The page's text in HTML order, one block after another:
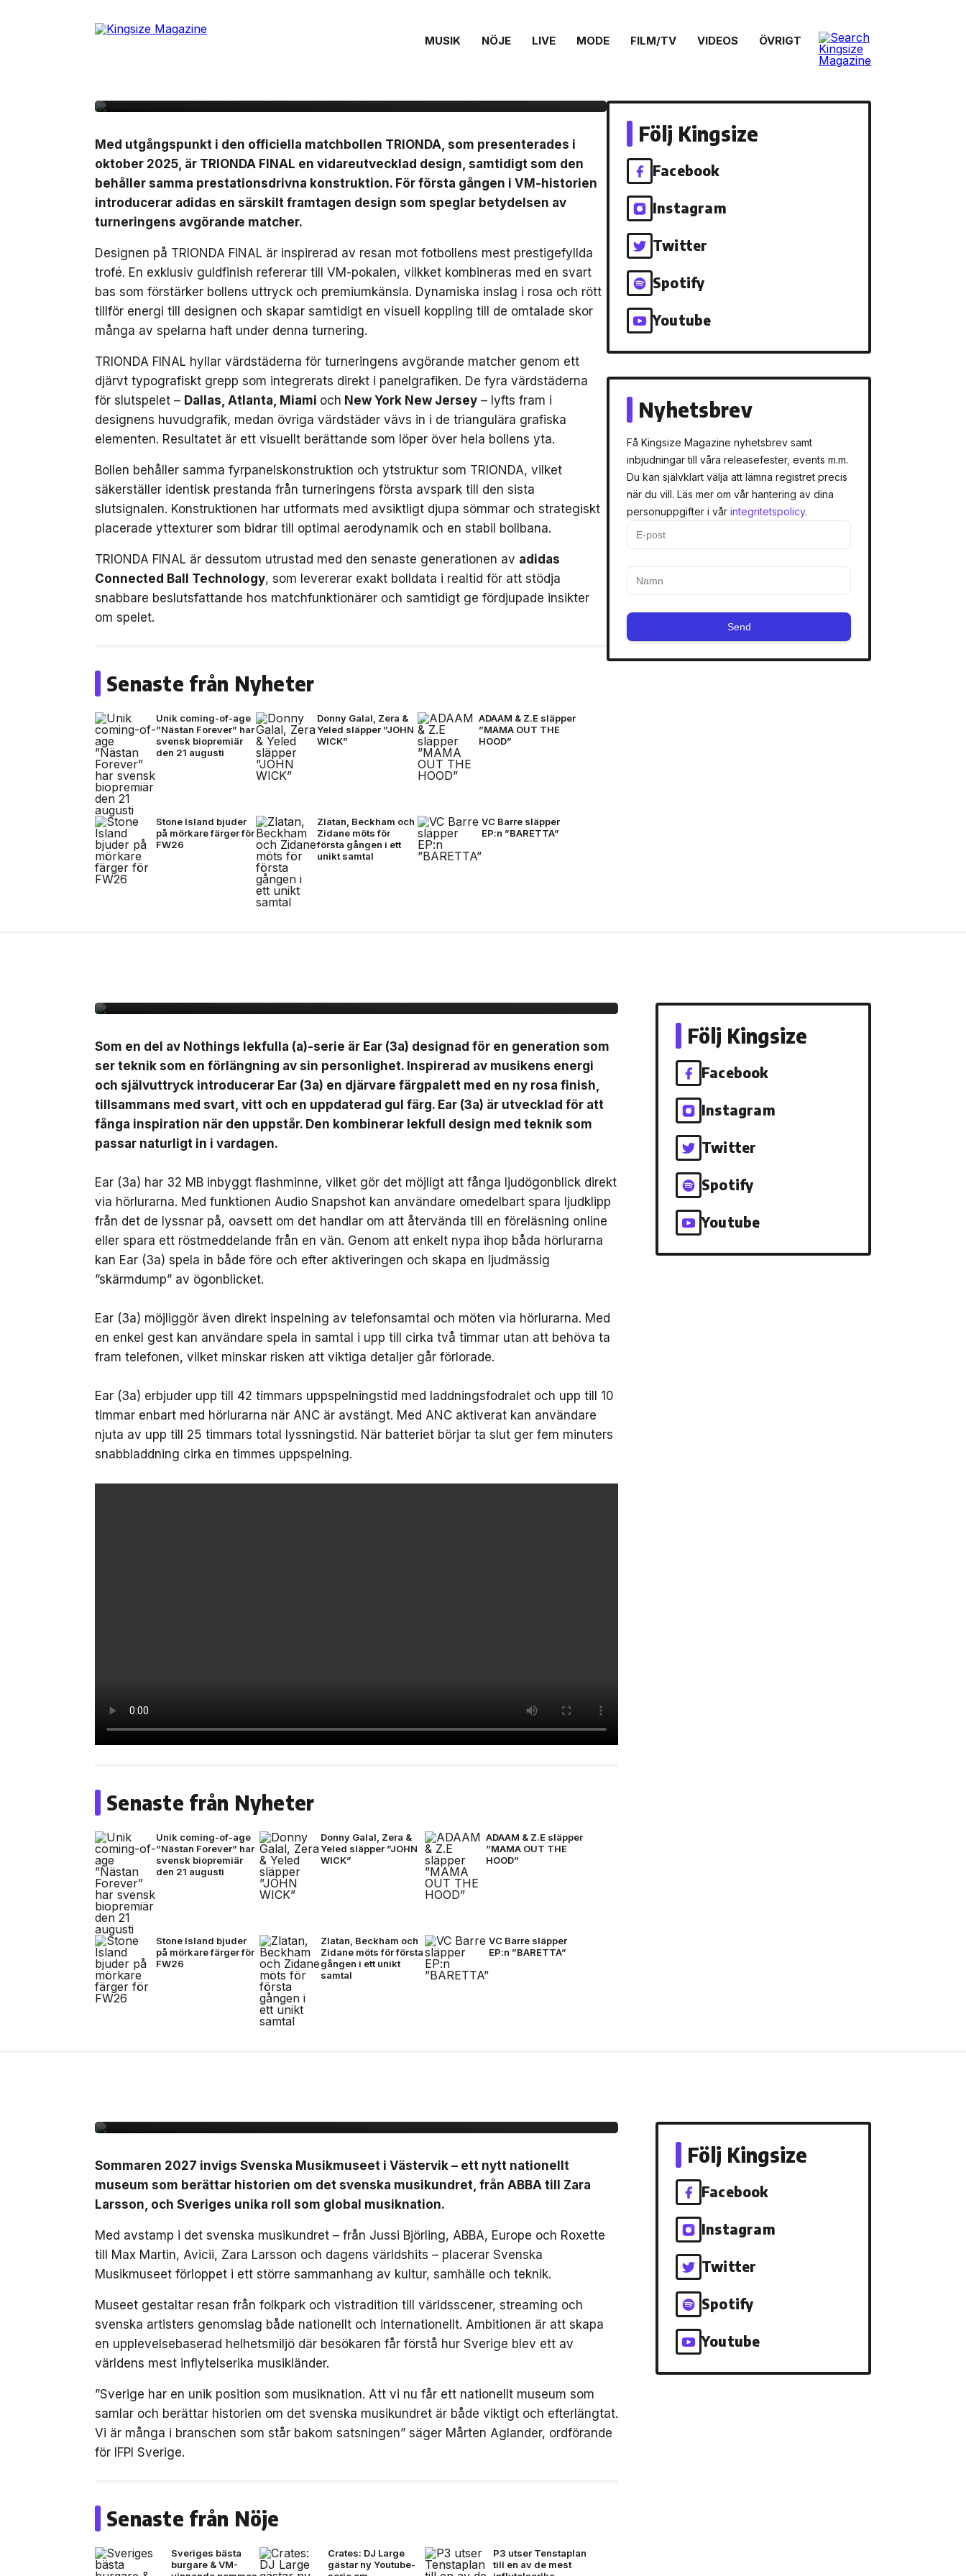
MUSIK NÖJE LIVE MODE FILM/TV VIDEOS ÖVRIGT
Adidas presenterar Trionda Final –
Med utgångspunkt i den officiella matchbollen TRIONDA, som presenterades i
oktober 2025, är TRIONDA FINAL en vidareutvecklad design, samtidigt som den
behåller samma prestationsdrivna konstruktion. För första gången i VM-historien
introducerar adidas en särskilt framtagen design som speglar betydelsen av
turneringens avgörande matcher.
Designen på TRIONDA FINAL är inspirerad av resan mot fotbollens mest prestigefyllda
trofé. En exklusiv guldfinish refererar till VM-pokalen, vilkket kombineras med en svart
bas som förstärker bollens uttryck och premiumkänsla. Dynamiska inslag i rosa och rött
tillför energi till designen och skapar samtidigt en visuell koppling till de omtalade skor
många av spelarna haft under denna turnering.
TRIONDA FINAL hyllar värdstäderna för turneringens avgörande matcher genom ett
djärvt typografiskt grepp som integrerats direkt i panelgrafiken. De fyra värdstäderna
för slutspelet – Dallas, Atlanta, Miami och New York New Jersey – lyfts fram i
designens huvudgrafik, medan övriga värdstäder vävs in i de triangulära grafiska
elementen. Resultatet är ett visuellt berättande som löper över hela bollens yta.
Bollen behåller samma fyrpanelskonstruktion och ytstruktur som TRIONDA, vilket
säkerställer identisk prestanda från turneringens första avspark till den sista
slutsignalen. Konstruktionen har utformats med avsiktligt djupa sömmar och strategiskt
placerade yttexturer som bidrar till optimal aerodynamik och en stabil bollbana.
TRIONDA FINAL är dessutom utrustad med den senaste generationen av adidas
Connected Ball Technology, som levererar exakt bolldata i realtid för att stödja
snabbare beslutsfattande hos matchfunktionärer och samtidigt ge fördjupade insikter
om spelet.
Senaste från Nyheter
Unik coming-of-age
”Nästan Forever” har
svensk biopremiär
den 21 augusti
Donny Galal, Zera &
Yeled släpper ”JOHN
WICK”
ADAAM & Z.E släpper
”MAMA OUT THE
HOOD”
Stone Island bjuder
på mörkare färger för
FW26
Zlatan, Beckham och
Zidane möts för
första gången i ett
unikt samtal
VC Barre släpper
EP:n ”BARETTA”
Följ Kingsize
Facebook
Instagram
Twitter
Spotify
Youtube
Nyhetsbrev
Få Kingsize Magazine nyhetsbrev samt
inbjudningar till våra releasefester, events m.m.
Du kan självklart välja att lämna registret precis
när du vill. Läs mer om vår hantering av dina
personuppgifter i vår integritetspolicy.
Send
Som en del av Nothings lekfulla (a)-serie är Ear (3a) designad för en generation som
ser teknik som en förlängning av sin personlighet. Inspirerad av musikens energi
och självuttryck introducerar Ear (3a) en djärvare färgpalett med en ny rosa finish,
tillsammans med svart, vitt och en uppdaterad gul färg. Ear (3a) är utvecklad för att
fånga inspiration när den uppstår. Den kombinerar lekfull design med teknik som
passar naturligt in i vardagen.
Ear (3a) har 32 MB inbyggt flashminne, vilket gör det möjligt att fånga ljudögonblick direkt
via hörlurarna. Med funktionen Audio Snapshot kan användare omedelbart spara ljudklipp
från det de lyssnar på, oavsett om det handlar om att återvända till en föreläsning online
eller spara ett röstmeddelande från en vän. Genom att enkelt nypa ihop båda hörlurarna
kan Ear (3a) spela in både före och efter aktiveringen och skapa en ljudmässig
”skärmdump” av ögonblicket.
Ear (3a) möjliggör även direkt inspelning av telefonsamtal och möten via hörlurarna. Med
en enkel gest kan användare spela in samtal i upp till cirka två timmar utan att behöva ta
fram telefonen, vilket minskar risken att viktiga detaljer går förlorade.
Ear (3a) erbjuder upp till 42 timmars uppspelningstid med laddningsfodralet och upp till 10
timmar enbart med hörlurarna när ANC är avstängt. Med ANC aktiverat kan användare
njuta av upp till 25 timmars total lyssningstid. När batteriet börjar ta slut ger fem minuters
snabbladdning cirka en timmes uppspelning.
Senaste från Nyheter
Unik coming-of-age
”Nästan Forever” har
svensk biopremiär
den 21 augusti
Donny Galal, Zera &
Yeled släpper ”JOHN
WICK”
ADAAM & Z.E släpper
”MAMA OUT THE
HOOD”
Stone Island bjuder
på mörkare färger för
FW26
Zlatan, Beckham och
Zidane möts för första
gången i ett unikt
samtal
VC Barre släpper
EP:n ”BARETTA”
Följ Kingsize
Facebook
Instagram
Twitter
Spotify
Youtube
Sommaren 2027 invigs Svenska Musikmuseet i Västervik – ett nytt nationellt
museum som berättar historien om det svenska musikundret, från ABBA till Zara
Larsson, och Sveriges unika roll som global musiknation.
Med avstamp i det svenska musikundret – från Jussi Björling, ABBA, Europe och Roxette
till Max Martin, Avicii, Zara Larsson och dagens världshits – placerar Svenska
Musikmuseet förloppet i ett större sammanhang av kultur, samhälle och teknik.
Museet gestaltar resan från folkpark och vistradition till världsscener, streaming och
svenska artisters genomslag både nationellt och internationellt. Ambitionen är att skapa
en upplevelsebaserad helhetsmiljö där besökaren får förstå hur Sverige blev ett av
världens mest inflytelserika musikländer.
”Sverige har en unik position som musiknation. Att vi nu får ett nationellt museum som
samlar och berättar historien om det svenska musikundret är både viktigt och efterlängtat.
Vi är många i branschen som står bakom satsningen” säger Mårten Aglander, ordförande
för IFPI Sverige.
Senaste från Nöje
Sveriges bästa
burgare & VM-
Crates: DJ Large
gästar ny Youtube-
P3 utser Tenstaplan
till en av de mest
Följ Kingsize
Facebook
Instagram
Twitter
Spotify
Youtube